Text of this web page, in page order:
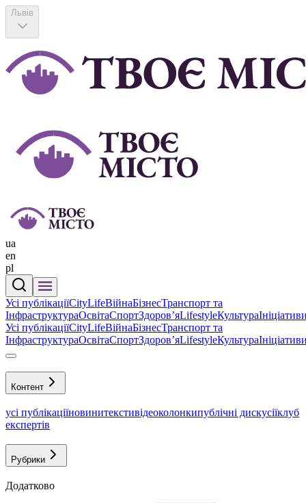
Львів
ua
en
pl
Усі публікаціїCityLifeВійнаБізнесТранспорт та
ІнфраструктураОсвітаСпортЗдоровʼяLifestyleКультура
Усі публікаціїCityLifeВійнаБізнесТранспорт та
ІнфраструктураОсвітаСпортЗдоровʼяLifestyleКультура
Контент
усі публікаціїновинитекстивідеоколонкипублічні дискусіїклуб
експертів
Рубрики
Додатково